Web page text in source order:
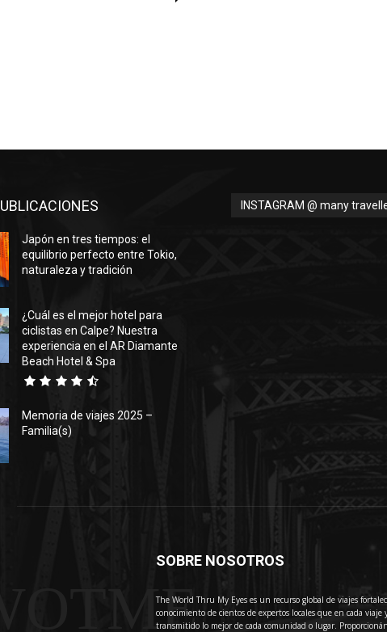
Japón en tres tiempos: el
equilibrio perfecto entre Tokio,
naturaleza y tradición
¿Cuál es el mejor hotel para
ciclistas en Calpe? Nuestra
experiencia en el AR Diamante
Beach Hotel & Spa
Memoria de viajes 2025 –
Familia(s)
INSTAGRAM @ many
SOBRE NOSOTROS
The World Thru My Eyes es un recurso global de viajes
conocimiento de cientos de expertos locales que en cada viaje
transmitido lo mejor de cada comunidad o lugar.